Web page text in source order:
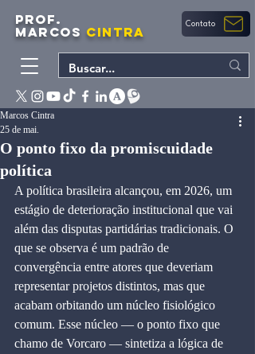
PROF.
MARCOS CINTRA Contato
O ponto fixo da promiscuidade
política
Marcos Cintra
25 de mai.
A política brasileira alcançou, em 2026, um
estágio de deterioração institucional que vai
além das disputas partidárias tradicionais. O
que se observa é um padrão de
convergência entre atores que deveriam
representar projetos distintos, mas que
acabam orbitando um núcleo fisiológico
comum. Esse núcleo — o ponto fixo que
chamo de Vorcaro — sintetiza a lógica de